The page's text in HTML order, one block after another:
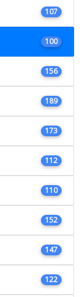
107
100
156
189
173
112
110
152
147
122